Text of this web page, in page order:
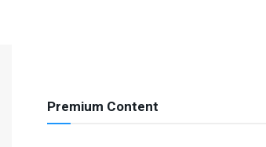
Premium Content